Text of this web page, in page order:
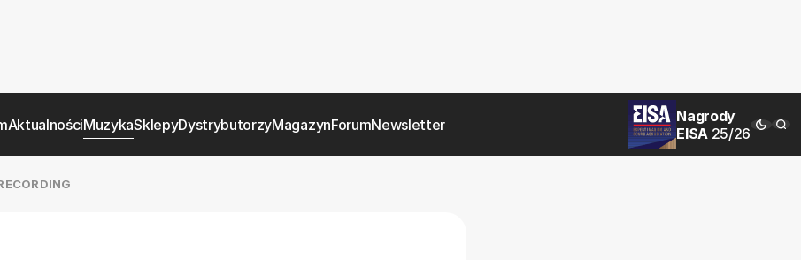
AktualnościMuzykaSklepyDystrybutorzyMagazynForumNewsletter
Nagrody
EISA 25/26